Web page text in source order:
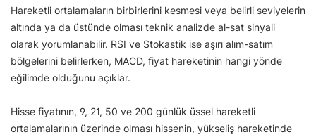
Hareketli ortalamaların birbirlerini kesmesi veya belirli seviyelerin
altında ya da üstünde olması teknik analizde al-sat sinyali
olarak yorumlanabilir. RSI ve Stokastik ise aşırı alım-satım
bölgelerini belirlerken, MACD, fiyat hareketinin hangi yönde
eğilimde olduğunu açıklar.
Hisse fiyatının, 9, 21, 50 ve 200 günlük üssel hareketli
ortalamalarının üzerinde olması hissenin, yükseliş hareketinde